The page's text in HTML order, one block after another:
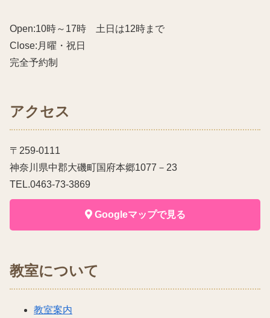
Open:10時～17時 土日は12時まで
Close:月曜・祝日
完全予約制
アクセス
〒259-0111
神奈川県中郡大磯町国府本郷1077－23
TEL.0463-73-3869
Googleマップで見る
教室について
教室案内